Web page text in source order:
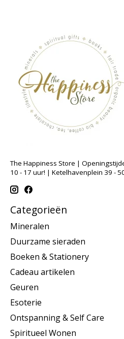
The Happiness Store |
10 - 17 uur! | Ketelhavenplein 39 -
Categorieën
Mineralen
Duurzame sieraden
Boeken & Stationery
Cadeau artikelen
Geuren
Esoterie
Ontspanning & Self Care
Spiritueel Wonen